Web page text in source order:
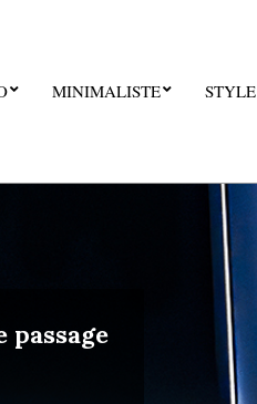
MINIMALISTE STYLE
passage